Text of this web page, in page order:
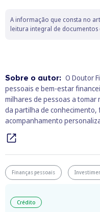
A informação que consta no
leitura integral de
Sobre o autor: O Doutor
pessoais e bem‑estar
milhares de pessoas a
da partilha de
acompanhamento
Finanças pessoais
Crédito